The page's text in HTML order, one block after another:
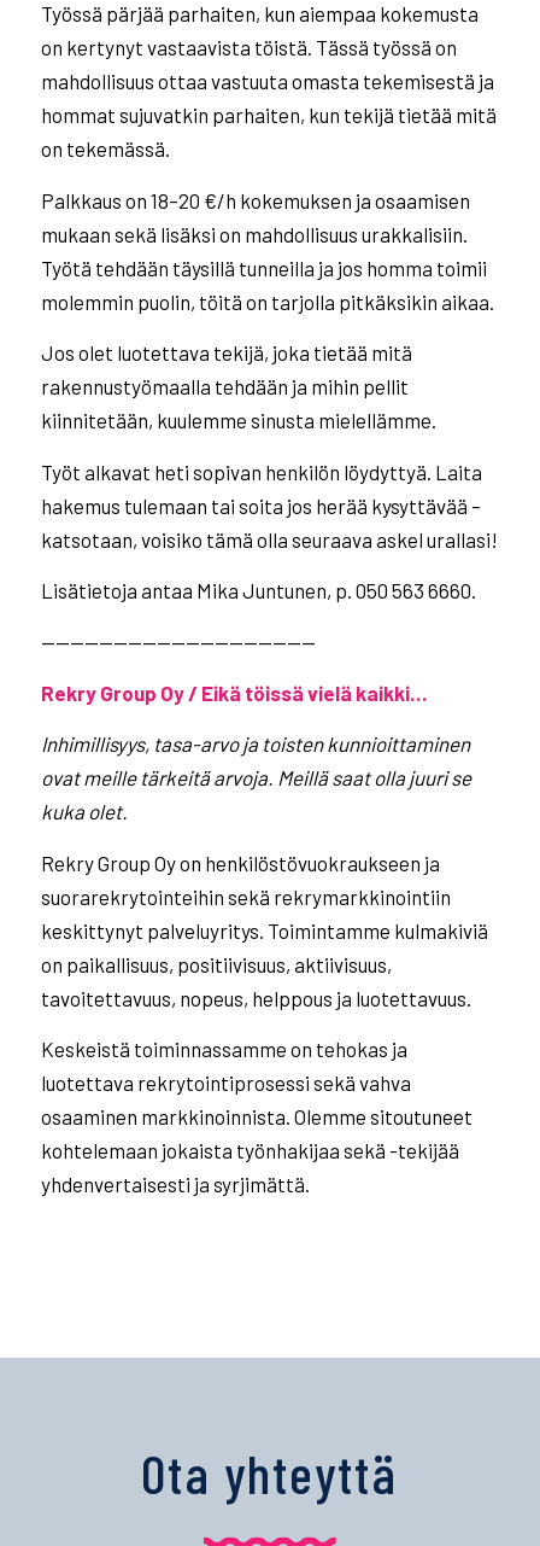
Työssä pärjää parhaiten, kun aiempaa kokemusta
on kertynyt vastaavista töistä. Tässä työssä on
mahdollisuus ottaa vastuuta omasta tekemisestä ja
hommat sujuvatkin parhaiten, kun tekijä tietää mitä
on tekemässä.
Palkkaus on 18–20 €/h kokemuksen ja osaamisen
mukaan sekä lisäksi on mahdollisuus urakkalisiin.
Työtä tehdään täysillä tunneilla ja jos homma toimii
molemmin puolin, töitä on tarjolla pitkäksikin aikaa.
Jos olet luotettava tekijä, joka tietää mitä
rakennustyömaalla tehdään ja mihin pellit
kiinnitetään, kuulemme sinusta mielellämme.
Työt alkavat heti sopivan henkilön löydyttyä. Laita
hakemus tulemaan tai soita jos herää kysyttävää –
katsotaan, voisiko tämä olla seuraava askel urallasi!
Lisätietoja antaa Mika Juntunen, p. 050 563 6660.
———————————————————
Rekry Group Oy / Eikä töissä vielä kaikki…
Inhimillisyys, tasa-arvo ja toisten kunnioittaminen
ovat meille tärkeitä arvoja. Meillä saat olla juuri se
kuka olet.
Rekry Group Oy on henkilöstövuokraukseen ja
suorarekrytointeihin sekä rekrymarkkinointiin
keskittynyt palveluyritys. Toimintamme kulmakiviä
on paikallisuus, positiivisuus, aktiivisuus,
tavoitettavuus, nopeus, helppous ja luotettavuus.
Keskeistä toiminnassamme on tehokas ja
luotettava rekrytointiprosessi sekä vahva
osaaminen markkinoinnista. Olemme sitoutuneet
kohtelemaan jokaista työnhakijaa sekä -tekijää
yhdenvertaisesti ja syrjimättä.
Ota yhteyttä